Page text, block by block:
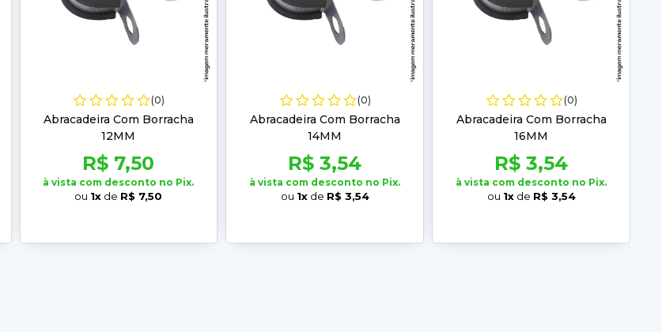
(0)
Abracadeira Com Borracha
12MM
R$ 7,50
à vista com desconto no Pix.
ou 1x de R$ 7,50
(0)
Abracadeira Com Borracha
14MM
R$ 3,54
à vista com desconto no Pix.
ou 1xde R$ 3,54
(0)
Abracadeira Com Borracha
16MM
R$ 3,54
à vista com desconto no Pix.
ou 1xde R$ 3,54